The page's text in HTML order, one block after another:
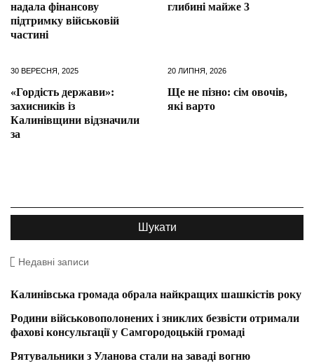
надала фінансову
підтримку військовій
частині
глибині майже 3
30 ВЕРЕСНЯ, 2025
«Гордість держави»:
захисників із
Калинівщини відзначили
за
20 ЛИПНЯ, 2026
Ще не пізно: сім овочів,
які варто
Недавні записи
Калинівська громада обрала найкращих шашкістів року
Родини військовополонених і зниклих безвісти отримали
фахові консультації у Самгородоцькій громаді
Рятувальники з Уланова стали на заваді вогню